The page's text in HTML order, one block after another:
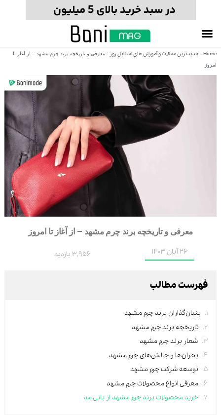
Home
- جدیدترین مقالات و آموزش های استایل روز - معرفی و تاریخچه برند چرم مشهد – از آغاز تا
امروز
معرفی و تاریخچه برند چرم مشهد – از آغاز تا امروز
26 آبان 1403 3,956 بازدید
فهرست مطالب
بنیان‌گذاران برند چرم مشهد
تاریخچه برند چرم مشهد
شعار برند چرم مشهد
بحران‌ها و چالش‌های چرم مشهد
توسعه شرکت چرم مشهد
معرفی انواع محصولات چرم مشهد
خرید محصولات برند چرم مشهد از بانی مد